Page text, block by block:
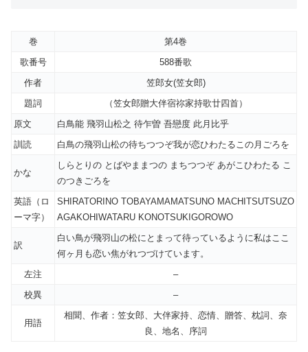
巻
第4巻
歌番号
588番歌
作者
笠郎女(笠女郎)
題詞
（笠女郎贈大伴宿祢家持歌廿四首）
原文
白鳥能 飛羽山松之 待乍曽 吾戀度 此月比乎
訓読
白鳥の飛羽山松の待ちつつぞ我が恋ひわたるこの月ごろを
かな
しらとりの とばやままつの まちつつぞ あがこひわたる こ
のつきごろを
英語（ロ
ーマ字）
SHIRATORINO TOBAYAMAMATSUNO MACHITSUTSUZO
AGAKOHIWATARU KONOTSUKIGOROWO
訳
白い鳥が飛羽山の松にとまって待っているように私はここ
何ヶ月も恋い焦がれつづけています。
左注
–
校異
–
用語
相聞、作者：笠女郎、大伴家持、恋情、贈答、枕詞、奈
良、地名、序詞